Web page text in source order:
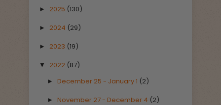
► 2025 (130)
► 2024 (29)
► 2023 (19)
▼ 2022 (87)
► December 25 - January 1 (2)
► November 27 - December 4 (2)